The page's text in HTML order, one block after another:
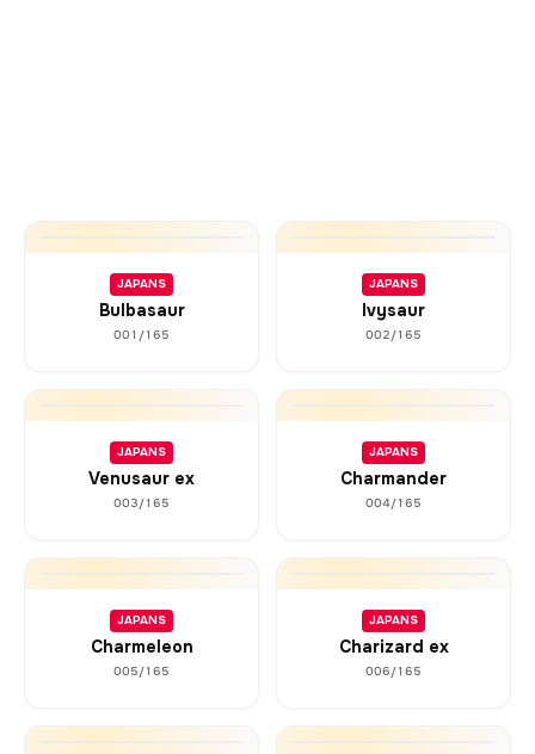
JAPANS
Bulbasaur
001/165
JAPANS
Ivysaur
002/165
JAPANS
Venusaur ex
003/165
JAPANS
Charmander
004/165
JAPANS
Charmeleon
005/165
JAPANS
Charizard ex
006/165